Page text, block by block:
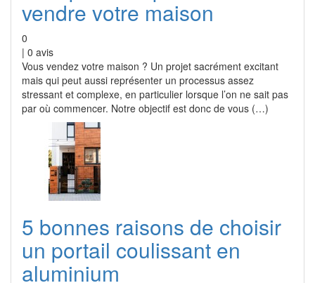
vendre votre maison
0
| 0 avis
Vous vendez votre maison ? Un projet sacrément excitant
mais qui peut aussi représenter un processus assez
stressant et complexe, en particulier lorsque l’on ne sait pas
par où commencer. Notre objectif est donc de vous (…)
5 bonnes raisons de choisir
un portail coulissant en
aluminium